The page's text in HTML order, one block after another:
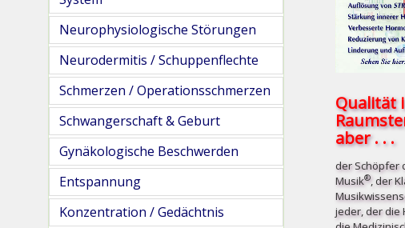
Neurophysiologische Störungen
Neurodermitis / Schuppenflechte
Schmerzen / Operationsschmerzen
Schwangerschaft & Geburt
Gynäkologische Beschwerden
Entspannung
Konzentration / Gedächtnis
pause
Qualität
aber . . .
der Schöpfer
Musik®, der
jeder, der die